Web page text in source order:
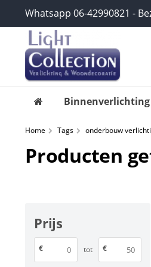
Whatsapp 06-42990821 -
Binnenverlichting
Home Tags onderbouw
Producten
Prijs
€ tot €